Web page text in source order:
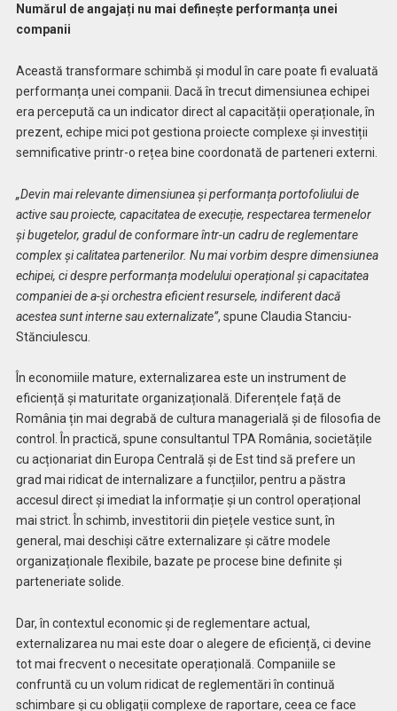
Numărul de angajați nu mai definește performanța unei
companii
Această transformare schimbă și modul în care poate fi evaluată
performanța unei companii. Dacă în trecut dimensiunea echipei
era percepută ca un indicator direct al capacității operaționale, în
prezent, echipe mici pot gestiona proiecte complexe și investiții
semnificative printr-o rețea bine coordonată de parteneri externi.
„Devin mai relevante dimensiunea și performanța portofoliului de
active sau proiecte, capacitatea de execuție, respectarea termenelor
și bugetelor, gradul de conformare într-un cadru de reglementare
complex și calitatea partenerilor. Nu mai vorbim despre dimensiunea
echipei, ci despre performanța modelului operațional și capacitatea
companiei de a-și orchestra eficient resursele, indiferent dacă
acestea sunt interne sau externalizate”, spune Claudia Stanciu-
Stănciulescu.
În economiile mature, externalizarea este un instrument de
eficiență și maturitate organizațională. Diferențele față de
România țin mai degrabă de cultura managerială și de filosofia de
control. În practică, spune consultantul TPA România, societățile
cu acționariat din Europa Centrală și de Est tind să prefere un
grad mai ridicat de internalizare a funcțiilor, pentru a păstra
accesul direct și imediat la informație și un control operațional
mai strict. În schimb, investitorii din piețele vestice sunt, în
general, mai deschiși către externalizare și către modele
organizaționale flexibile, bazate pe procese bine definite și
parteneriate solide.
Dar, în contextul economic și de reglementare actual,
externalizarea nu mai este doar o alegere de eficiență, ci devine
tot mai frecvent o necesitate operațională. Companiile se
confruntă cu un volum ridicat de reglementări în continuă
schimbare și cu obligații complexe de raportare, ceea ce face